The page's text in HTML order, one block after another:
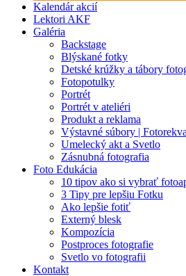
Kalendár akcií
Lektori AKF
Galéria
Backstage
Blýskané fotky
Detské krúžky a tábory
Fotopotulky
Portrét
Portrét v ateliéri
Produkt a reklama
Výstavné súbory |
Umelecký akt a Svetlo
Zásnubná fotografia
Foto Edukácia
10 tipov ako si vybrať
3 Tipy pre lepšiu Fotku
Ako lepšie fotiť
Externý blesk
Kompozícia
Postproces fotografie
Svetlo vo fotografii
Kontakt